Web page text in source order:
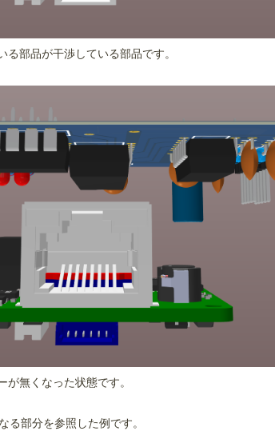
部品が干渉している部品です。
無くなった状態です。
る部分を参照した例です。